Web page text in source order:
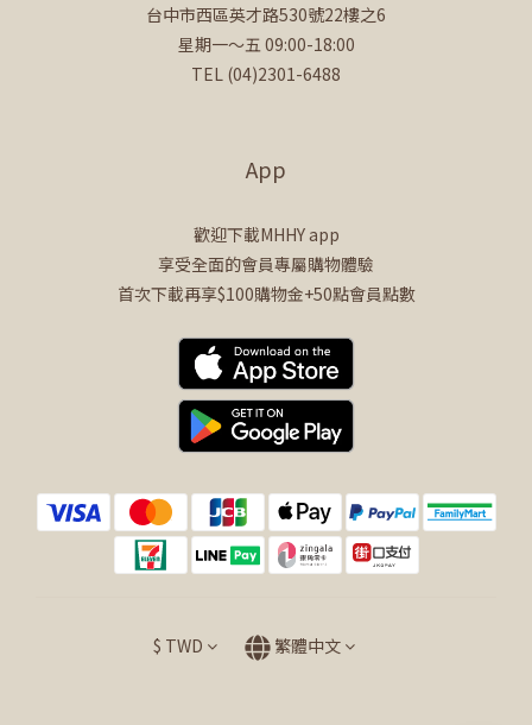
台中市西區英才路530號22樓之6
星期一～五 09:00-18:00
TEL (04)2301-6488
App
歡迎下載MHHY app
享受全面的會員專屬購物體驗
首次下載再享$100購物金+50點會員點數
$ TWD 繁體中文